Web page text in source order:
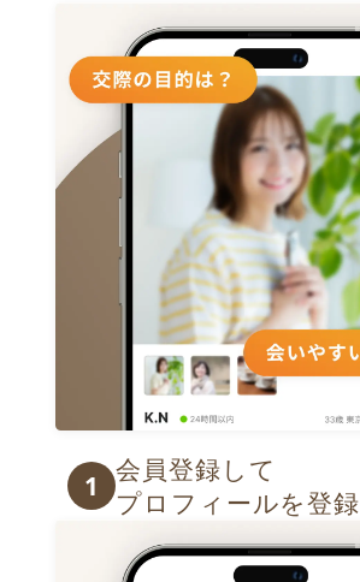
1
会員登録して
プロフィールを登録